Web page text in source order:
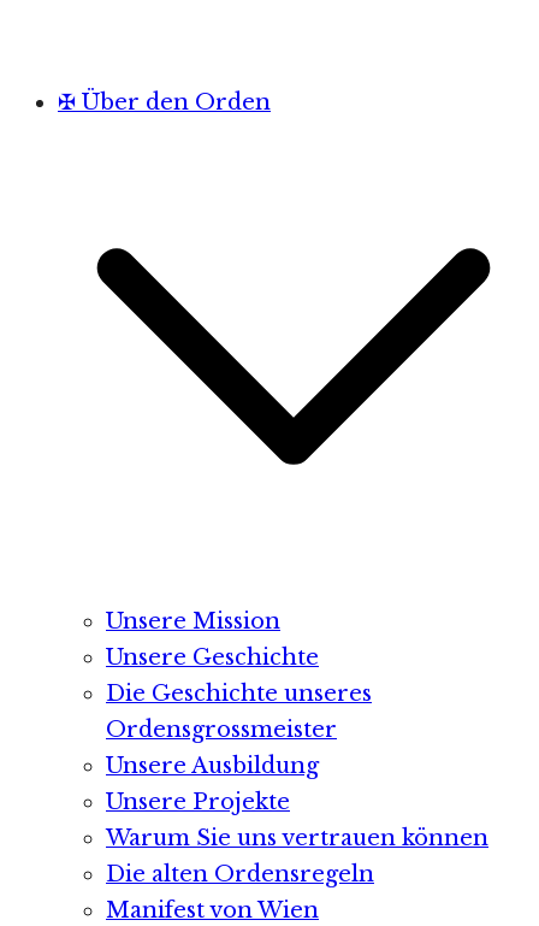
✠ Über den Orden
Unsere Mission
Unsere Geschichte
Die Geschichte unseres
Ordensgrossmeister
Unsere Ausbildung
Unsere Projekte
Warum Sie uns vertrauen können
Die alten Ordensregeln
Manifest von Wien